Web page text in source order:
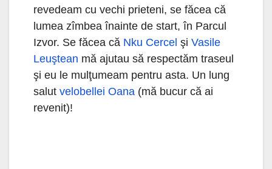
revedeam cu vechi prieteni, se făcea că
lumea zîmbea înainte de start, în Parcul
Izvor. Se făcea că Nku Cercel şi Vasile
Leuştean mă ajutau să respectăm traseul
şi eu le mulţumeam pentru asta. Un lung
salut velobellei Oana (mă bucur că ai
revenit)!